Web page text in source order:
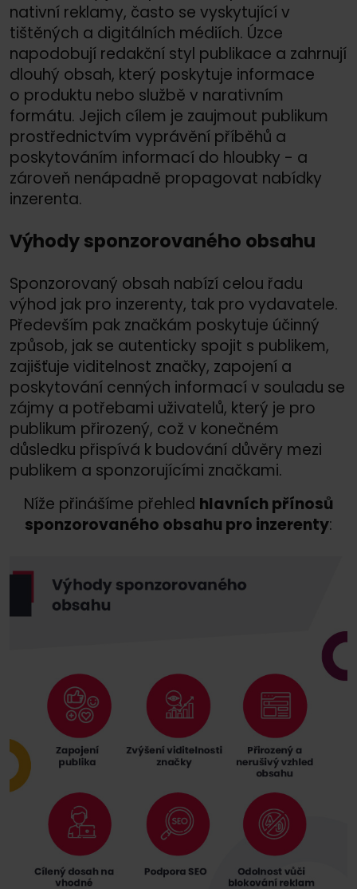
nativní reklamy, často se vyskytující v
tištěných a digitálních médiích. Úzce
napodobují redakční styl publikace a zahrnují
dlouhý obsah, který poskytuje informace
o produktu nebo službě v narativním
formátu. Jejich cílem je zaujmout publikum
prostřednictvím vyprávění příběhů a
poskytováním informací do hloubky - a
zároveň nenápadně propagovat nabídky
inzerenta.
Výhody sponzorovaného obsahu
Sponzorovaný obsah nabízí celou řadu
výhod jak pro inzerenty, tak pro vydavatele.
Především pak značkám poskytuje účinný
způsob, jak se autenticky spojit s publikem,
zajišťuje viditelnost značky, zapojení a
poskytování cenných informací v souladu se
zájmy a potřebami uživatelů, který je pro
publikum přirozený, což v konečném
důsledku přispívá k budování důvěry mezi
publikem a sponzorujícími značkami.
Níže přinášíme přehled hlavních přínosů
sponzorovaného obsahu pro inzerenty: